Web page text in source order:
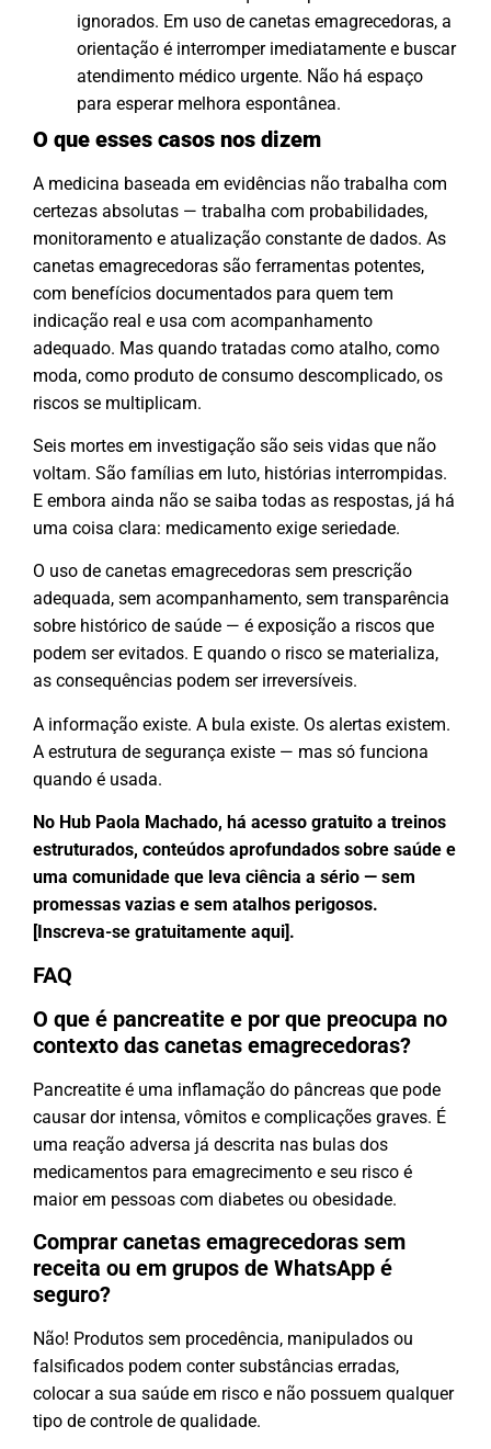
ignorados. Em uso de canetas emagrecedoras, a
orientação é interromper imediatamente e buscar
atendimento médico urgente. Não há espaço
para esperar melhora espontânea.
O que esses casos nos dizem
A medicina baseada em evidências não trabalha com
certezas absolutas — trabalha com probabilidades,
monitoramento e atualização constante de dados. As
canetas emagrecedoras são ferramentas potentes,
com benefícios documentados para quem tem
indicação real e usa com acompanhamento
adequado. Mas quando tratadas como atalho, como
moda, como produto de consumo descomplicado, os
riscos se multiplicam.
Seis mortes em investigação são seis vidas que não
voltam. São famílias em luto, histórias interrompidas.
E embora ainda não se saiba todas as respostas, já há
uma coisa clara: medicamento exige seriedade.
O uso de canetas emagrecedoras sem prescrição
adequada, sem acompanhamento, sem transparência
sobre histórico de saúde — é exposição a riscos que
podem ser evitados. E quando o risco se materializa,
as consequências podem ser irreversíveis.
A informação existe. A bula existe. Os alertas existem.
A estrutura de segurança existe — mas só funciona
quando é usada.
No Hub Paola Machado, há acesso gratuito a treinos
estruturados, conteúdos aprofundados sobre saúde e
uma comunidade que leva ciência a sério — sem
promessas vazias e sem atalhos perigosos.
[Inscreva-se gratuitamente aqui].
FAQ
O que é pancreatite e por que preocupa no
contexto das canetas emagrecedoras?
Pancreatite é uma inflamação do pâncreas que pode
causar dor intensa, vômitos e complicações graves. É
uma reação adversa já descrita nas bulas dos
medicamentos para emagrecimento e seu risco é
maior em pessoas com diabetes ou obesidade.
Comprar canetas emagrecedoras sem
receita ou em grupos de WhatsApp é
seguro?
Não! Produtos sem procedência, manipulados ou
falsificados podem conter substâncias erradas,
colocar a sua saúde em risco e não possuem qualquer
tipo de controle de qualidade.